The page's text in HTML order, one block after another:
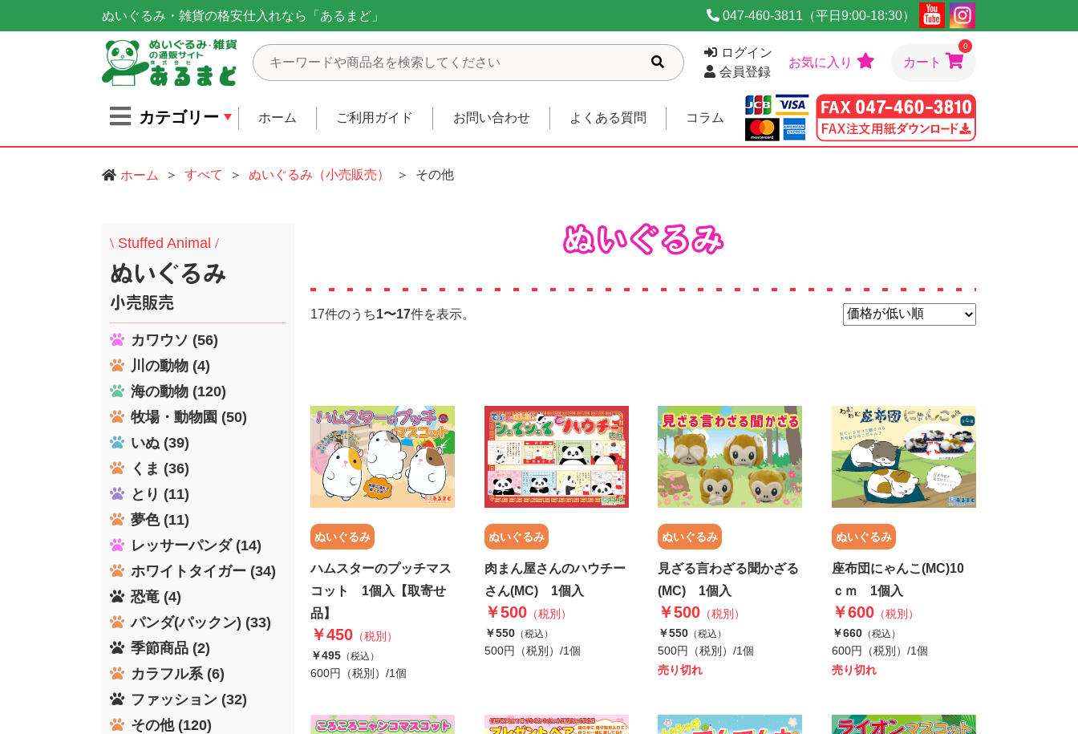
ぬいぐるみ・雑貨の格安仕入れなら「あるまど」 047-460-3811（平日9:00-18:30）
ログイン
会員登録
お気に入り カート
0
カテゴリー ホーム ご利用ガイド お問い合わせ よくある質問 コラム
ホーム すべて ぬいぐるみ（小売販売） その他
\ Stuffed Animal /
ぬいぐるみ
小売販売
カワウソ (56)
川の動物 (4)
海の動物 (120)
牧場・動物園 (50)
いぬ (39)
くま (36)
とり (11)
夢色 (11)
レッサーパンダ (14)
ホワイトタイガー (34)
恐竜 (4)
パンダ(パックン) (33)
季節商品 (2)
カラフル系 (6)
ファッション (32)
その他 (120)
17件のうち1〜17件を表示。
ぬいぐるみ
ハムスターのプッチマス
コット 1個入【取寄せ
品】
￥450 （税別）
￥495 （税込）
600円（税別）/1個
ぬいぐるみ
肉まん屋さんのハウチー
さん(MC) 1個入
￥500（税別）
￥550（税込）
500円（税別）/1個
ぬいぐるみ
見ざる言わざる聞かざる
(MC) 1個入
￥500 （税別）
￥550 （税込）
500円（税別）/1個
売り切れ
ぬいぐるみ
座布団にゃんこ(MC)10
ｃｍ 1個入
￥600（税別）
￥660（税込）
600円（税別）/1個
売り切れ